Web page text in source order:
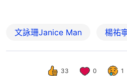
文詠珊Janice Man 楊祐
33 0 1